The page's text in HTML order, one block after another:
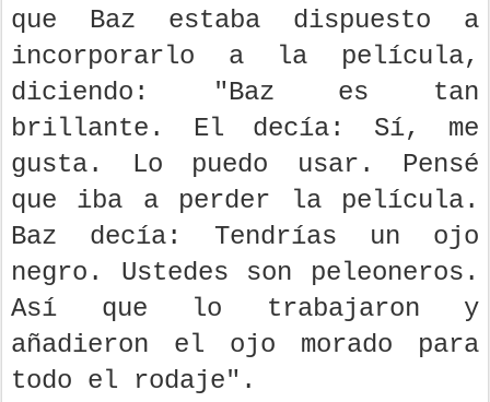
que Baz estaba dispuesto a
incorporarlo a la película,
diciendo: "Baz es tan
brillante. El decía: Sí, me
gusta. Lo puedo usar. Pensé
que iba a perder la película.
Baz decía: Tendrías un ojo
negro. Ustedes son peleoneros.
Así que lo trabajaron y
añadieron el ojo morado para
todo el rodaje".